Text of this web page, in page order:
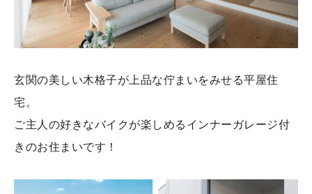
玄関の美しい木格子が上品な佇まいをみせる平屋住
宅。
ご主人の好きなバイクが楽しめるインナーガレージ付
きのお住まいです！